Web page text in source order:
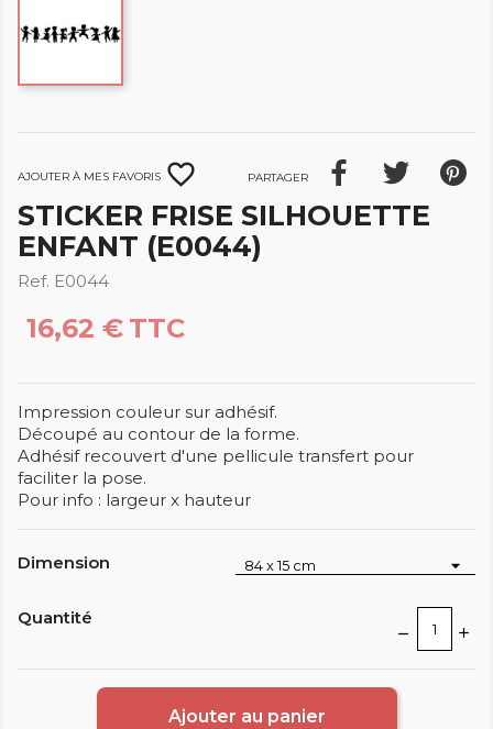
Ajouter à mes favoris favorite_border Partager
STICKER FRISE SILHOUETTE
ENFANT (E0044)
Ref. E0044
16,62 € TTC
Impression couleur sur adhésif.
Découpé au contour de la forme.
Adhésif recouvert d'une pellicule transfert pour
faciliter la pose.
Pour info : largeur x hauteur
Dimension
Quantité
Ajouter au panier